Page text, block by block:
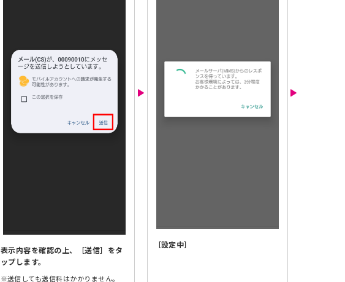
表示内容を確認の上、［送信］をタ
ップします。
※送信しても送信料はかかりません。
［設定中］